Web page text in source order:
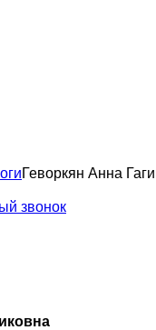
Геворкян Анна
звонок